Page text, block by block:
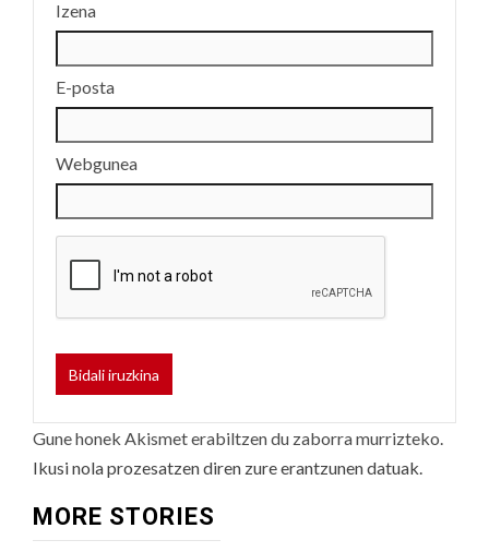
Izena
E-posta
Webgunea
Gune honek Akismet erabiltzen du zaborra murrizteko.
Ikusi nola prozesatzen diren zure erantzunen datuak.
MORE STORIES